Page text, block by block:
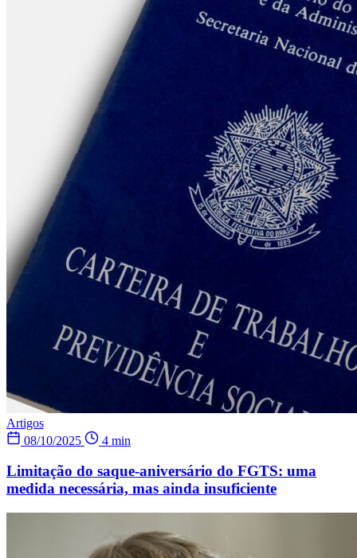
Artigos
08/10/2025
4 min
Limitação do saque-aniversário do FGTS: uma
medida necessária, mas ainda insuficiente